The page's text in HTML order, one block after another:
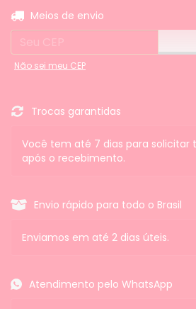
Entregas para o CEP:
Meios de envio
Não sei meu CEP
Trocas garantidas
Você tem até 7 dias para solicitar
após o recebimento.
Envio rápido para todo o Brasil
Enviamos em até 2 dias úteis.
Atendimento pelo WhatsApp